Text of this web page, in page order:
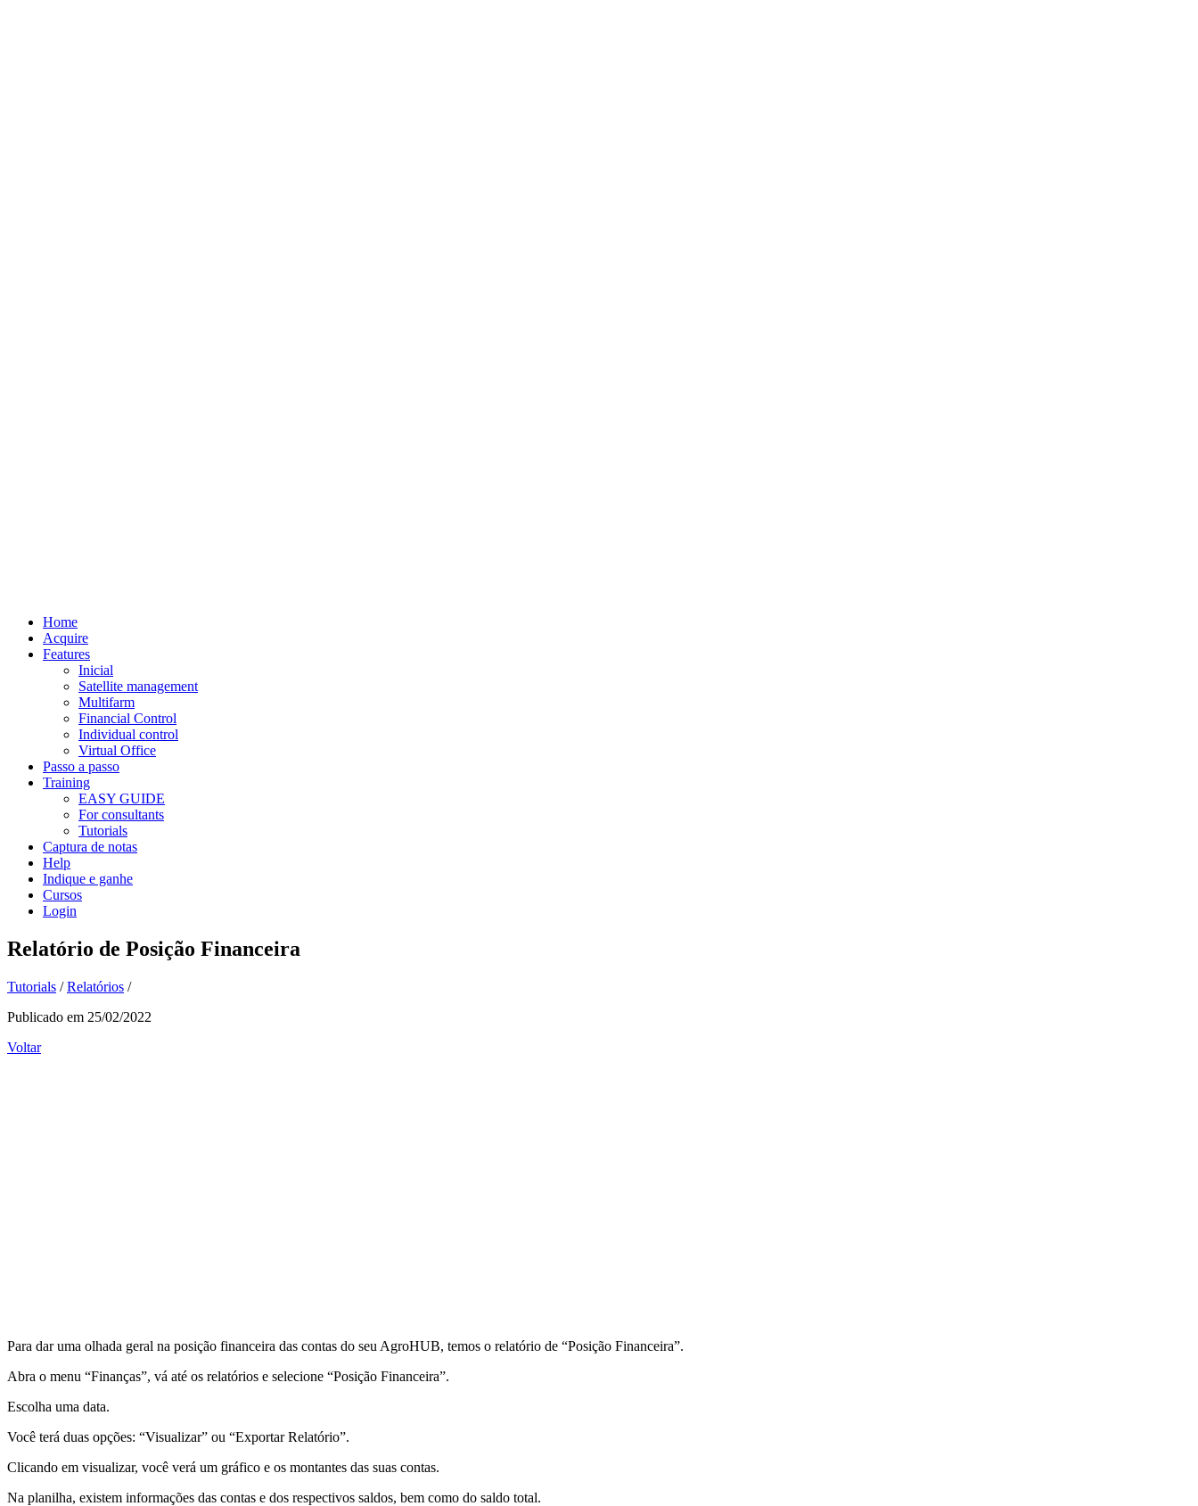
Home
Acquire
Features
Inicial
Satellite management
Multifarm
Financial Control
Individual control
Virtual Office
Passo a passo
Training
EASY GUIDE
For consultants
Tutorials
Captura de notas
Help
Indique e ganhe
Cursos
Login
Relatório de Posição Financeira
Tutorials / Relatórios /
Publicado em 25/02/2022
Voltar
Para dar uma olhada geral na posição financeira das contas do seu AgroHUB, temos o relatório de “Posição Financeira”.
Abra o menu “Finanças”, vá até os relatórios e selecione “Posição Financeira”.
Escolha uma data.
Você terá duas opções: “Visualizar” ou “Exportar Relatório”.
Clicando em visualizar, você verá um gráfico e os montantes das suas contas.
Na planilha, existem informações das contas e dos respectivos saldos, bem como do saldo total.